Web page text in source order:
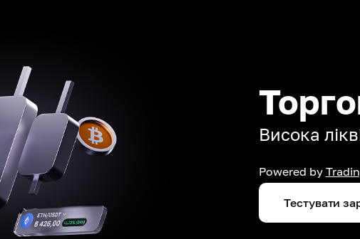
Висока
Powered by
Тестувати